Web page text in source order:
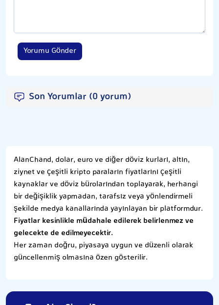
Yorumu Gönder
Son Yorumlar (0 yorum)
AlanChand, dolar, euro ve diğer döviz kurları, altın,
ziynet ve çeşitli kripto paraların fiyatlarını çeşitli
kaynaklar ve döviz bürolarından toplayarak, herhangi
bir değişiklik yapmadan, tarafsız veya yönlendirmeli
şekilde medya kanallarında yayınlayan bir platformdur.
Fiyatlar kesinlikle müdahale edilerek belirlenmez ve
gelecekte de edilmeyecektir.
Her zaman doğru, piyasaya uygun ve düzenli olarak
güncellenmiş olmasına özen gösterilir.